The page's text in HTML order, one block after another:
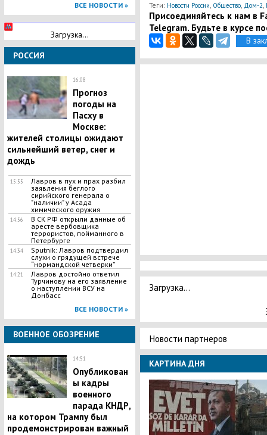
ВСЕ НОВОСТИ »
Загрузка...
РОССИЯ
16:08
​Прогноз
погоды на
Пасху в
Москве:
жителей столицы ожидают
сильнейший ветер, снег и
дождь
15:55
Лавров в пух и прах разбил
заявления беглого
сирийского генерала о
"наличии" у Асада
химического оружия
14:56
В СК РФ открыли данные об
аресте вербовщика
террористов, пойманного в
Петербурге
14:34
Sputnik: Лавров подтвердил
слухи о грядущей встрече
“нормандской четверки”
14:21
Лавров достойно ответил
Турчинову на его заявление
о наступлении ВСУ на
Донбасс
ВСЕ НОВОСТИ »
ВОЕННОЕ ОБОЗРЕНИЕ
14:51
Опубликован
ы кадры
военного
парада КНДР,
на котором Трампу был
продемонстрирован важный
Теги: Новости России, Общество, Дом-2,
Присоединяйтесь к нам в
Telegram. Будьте в курсе
В
Загрузка...
Новости партнеров
КАРТИНА ДНЯ